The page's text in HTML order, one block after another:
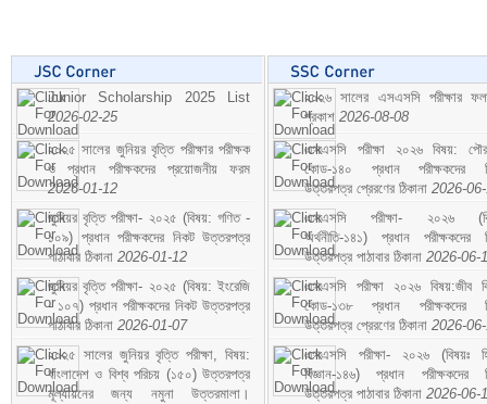
Junior Scholarship 2025 List
2026-02-25
২০২৫ সালের জুনিয়র বৃত্তি পরীক্ষার পরীক্ষক
ও প্রধান পরীক্ষকদের প্রয়োজনীয় ফরম
2026-01-12
জুনিয়র বৃত্তি পরীক্ষা- ২০২৫ (বিষয়: গণিত -
১০৯) প্রধান পরীক্ষকদের নিকট উত্তরপত্র
পাঠাবার ঠিকানা 2026-01-12
জুনিয়র বৃত্তি পরীক্ষা- ২০২৫ (বিষয়: ইংরেজি
- ১০৭) প্রধান পরীক্ষকদের নিকট উত্তরপত্র
পাঠাবার ঠিকানা 2026-01-07
২০২৫ সালের জুনিয়র বৃত্তি পরীক্ষা, বিষয়:
বাংলাদেশ ও বিশ্ব পরিচয় (১৫০) উত্তরপত্র
মূল্যায়নের জন্য নমুনা উত্তরমালা।
২০২৬ সালের এসএসসি পরীক্ষার
প্রকাশ 2026-08-08
এসএসসি পরীক্ষা ২০২৬ বিষয়:
কোড-১৪০ প্রধান পরীক্ষকদের
উত্তরপত্র প্রেরণের ঠিকানা 2026-
এসএসসি পরীক্ষা- ২০২৬
অর্থনীতি-১৪১) প্রধান পরীক্ষকদের
উত্তরপত্র পাঠাবার ঠিকানা 2026-06-
এসএসসি পরীক্ষা ২০২৬ বিষয়:জীব
কোড-১৩৮ প্রধান পরীক্ষকদের
উত্তরপত্র প্রেরণের ঠিকানা 2026-
এসএসসি পরীক্ষা- ২০২৬ (বিষয়ঃ
বিজ্ঞান-১৪৬) প্রধান পরীক্ষকদের
উত্তরপত্র পাঠাবার ঠিকানা 2026-06-